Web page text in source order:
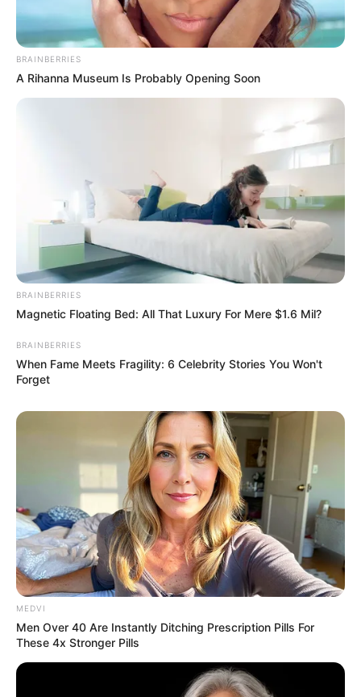
BRAINBERRIES
A Rihanna Museum Is Probably Opening Soon
BRAINBERRIES
Magnetic Floating Bed: All That Luxury For Mere $1.6 Mil?
BRAINBERRIES
When Fame Meets Fragility: 6 Celebrity Stories You Won't
Forget
MEDVI
Men Over 40 Are Instantly Ditching Prescription Pills For
These 4x Stronger Pills